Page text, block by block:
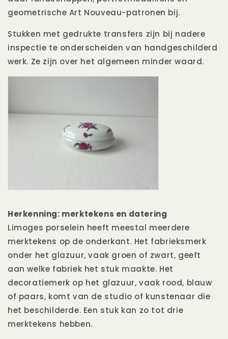
geometrische Art Nouveau-patronen bij.
Stukken met gedrukte transfers zijn bij nadere
inspectie te onderscheiden van handgeschilderd
werk. Ze zijn over het algemeen minder waard.
Herkenning: merktekens en datering
Limoges porselein heeft meestal meerdere
merktekens op de onderkant. Het fabrieksmerk
onder het glazuur, vaak groen of zwart, geeft
aan welke fabriek het stuk maakte. Het
decoratiemerk op het glazuur, vaak rood, blauw
of paars, komt van de studio of kunstenaar die
het beschilderde. Een stuk kan zo tot drie
merktekens hebben.